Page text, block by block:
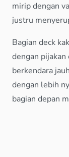
mirip dengan
justru
Bagian deck
dengan pijakan
berkendara
dengan lebih
bagian depan